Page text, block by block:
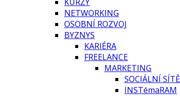
NETWORKING
OSOBNÍ ROZVOJ
BYZNYS
KARIÉRA
FREELANCE
MARKETING
SOCIÁLNÍ SÍTĚ
INSTémaRAM